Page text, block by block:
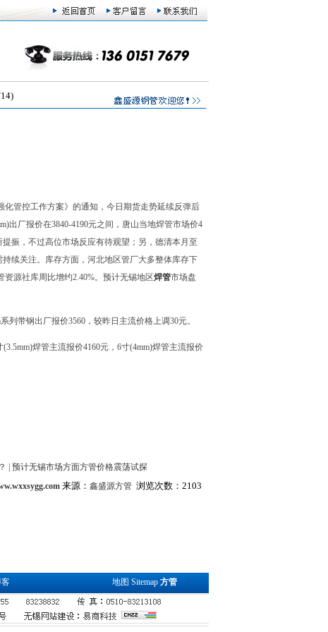
化管控工作方案》的通知，今日期货走势延续反弹后
出厂报价在3840-4190元之间，唐山当地焊管市场价4
振，不过高位市场反应有待观望；另，德清本月至
续关注。库存方面，河北地区管厂大多整体库存下
源社库周比增约2.40%。预计无锡地区焊管市场盘
列带钢出厂报价3560，较昨日主流价格上调30元。
焊管主流报价4160元，6寸(4mm)焊管主流报价
预计无锡市场方面方管价格震荡试探
来源： 鑫盛源方管浏览次数：2103
地图 Sitemap 方管